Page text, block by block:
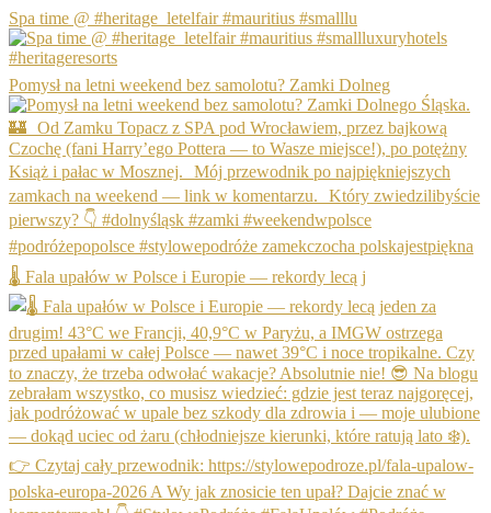
Spa time @ #heritage_letelfair #mauritius #smalllu
Pomysł na letni weekend bez samolotu? Zamki Dolneg
🌡️ Fala upałów w Polsce i Europie — rekordy lecą j